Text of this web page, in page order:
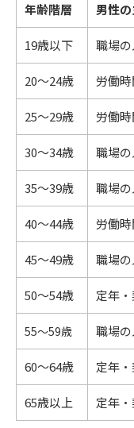
年齢階層 男性
19歳以下 職場
20～24歳 労働
25～29歳 労働
30～34歳 職場
35～39歳 職場
40～44歳 労働
45～49歳 職場
50～54歳 定年
55～59歳 職場
60～64歳 定年
65歳以上 定年